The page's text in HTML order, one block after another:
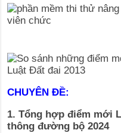
CHUYÊN ĐỀ:
1. Tổng hợp điểm mới
thông đường bộ 2024